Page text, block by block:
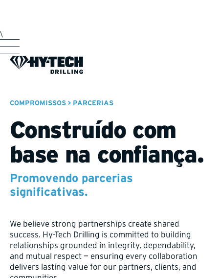
\
COMPROMISSOS > PARCERIAS
Construído com
base na confiança.
Promovendo parcerias
significativas.
We believe strong partnerships create shared
success. Hy-Tech Drilling is committed to building
relationships grounded in integrity, dependability,
and mutual respect — ensuring every collaboration
delivers lasting value for our partners, clients, and